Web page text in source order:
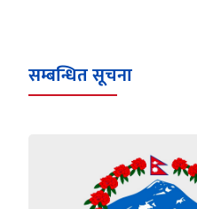
सम्बन्धित सूचना